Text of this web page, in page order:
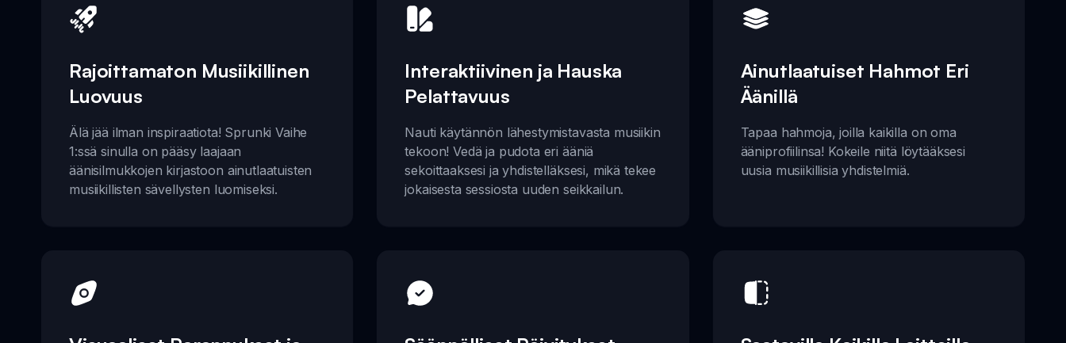
Rajoittamaton Musiikillinen
Luovuus
Älä jää ilman inspiraatiota! Sprunki Vaihe
1:ssä sinulla on pääsy laajaan
äänisilmukkojen kirjastoon ainutlaatuisten
musiikillisten sävellysten luomiseksi.
Interaktiivinen ja Hauska
Pelattavuus
Nauti käytännön lähestymistavasta musiikin
tekoon! Vedä ja pudota eri ääniä
sekoittaaksesi ja yhdistelläksesi, mikä tekee
jokaisesta sessiosta uuden seikkailun.
Ainutlaatuiset Hahmot Eri
Äänillä
Tapaa hahmoja, joilla kaikilla on oma
ääniprofiilinsa! Kokeile niitä löytääksesi
uusia musiikillisia yhdistelmiä.